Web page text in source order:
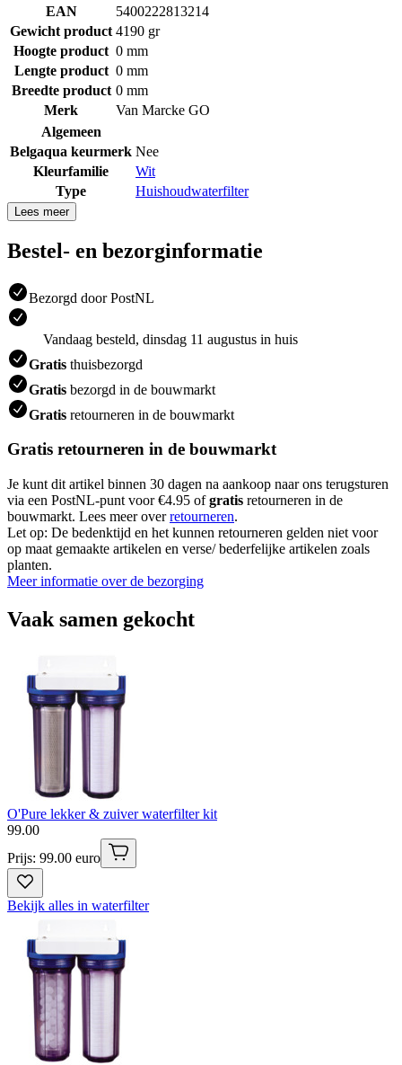
EAN
5400222813214
Gewicht product 4190 gr
Hoogte product 0 mm
Lengte product 0 mm
Breedte product 0 mm
Merk
Van Marcke GO
Algemeen
Belgaqua keurmerk Nee
Kleurfamilie
Wit
Type
Huishoudwaterfilter
Lees meer
Bestel- en bezorginformatie
Bezorgd door PostNL
Vandaag besteld, dinsdag 11 augustus in huis
Gratis thuisbezorgd
Gratis bezorgd in de bouwmarkt
Gratis retourneren in de bouwmarkt
Gratis retourneren in de bouwmarkt
Je kunt dit artikel binnen 30 dagen na aankoop naar ons terugsturen
via een PostNL-punt voor €4.95 ofgratis retourneren in de
bouwmarkt. Lees meer overretourneren.
Let op: De bedenktijd en het kunnen retourneren gelden niet voor
op maat gemaakte artikelen en verse/ bederfelijke artikelen zoals
planten.
Meer informatie over de bezorging
Vaak samen gekocht
O'Pure lekker & zuiver waterfilter kit
99.00
Prijs: 99.00 euro
Bekijk alles in waterfilter